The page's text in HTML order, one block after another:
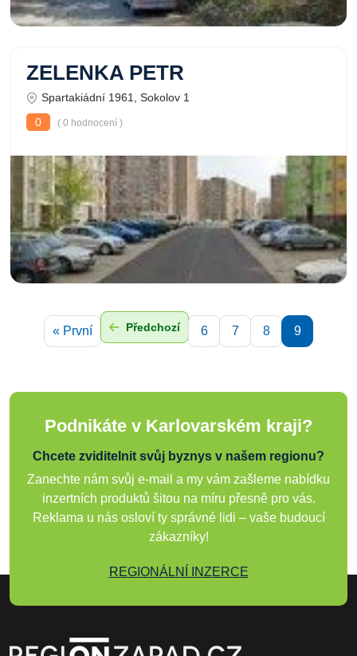
ZELENKA PETR
Spartakiádní 1961, Sokolov 1
0
( 0 hodnocení )
« První Předchozí 6 7 8 9
Podnikáte v Karlovarském kraji?
Chcete zviditelnit svůj byznys v našem regionu?
Zanechte nám svůj e-mail a my vám zašleme nabídku
inzertních produktů šitou na míru přesně pro vás.
Reklama u nás osloví ty správné lidi – vaše budoucí
zákazníky!
REGIONÁLNÍ INZERCE